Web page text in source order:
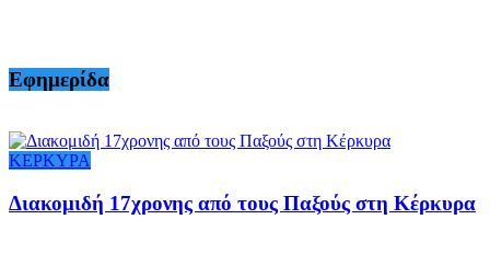
Εφημερίδα
ΚΕΡΚΥΡΑ
Διακομιδή 17χρονης από τους Παξούς στη Κέρκυρα